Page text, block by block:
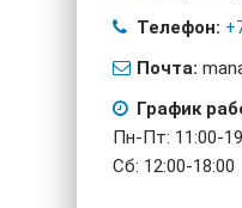
Телефон:
Почта:
График
Пн-Пт: 11:00-
Сб: 12:00-18:00